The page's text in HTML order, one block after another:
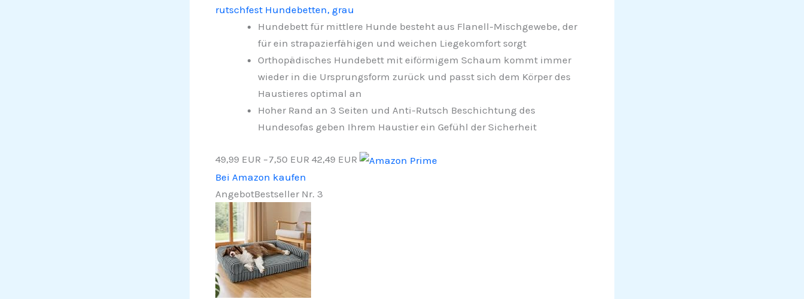
rutschfest Hundebetten, grau
Hundebett für mittlere Hunde besteht aus Flanell-Mischgewebe, der
für ein strapazierfähigen und weichen Liegekomfort sorgt
Orthopädisches Hundebett mit eiförmigem Schaum kommt immer
wieder in die Ursprungsform zurück und passt sich dem Körper des
Haustieres optimal an
Hoher Rand an 3 Seiten und Anti-Rutsch Beschichtung des
Hundesofas geben Ihrem Haustier ein Gefühl der Sicherheit
49,99 EUR −7,50 EUR 42,49 EUR
Bei Amazon kaufen
AngebotBestseller Nr. 3